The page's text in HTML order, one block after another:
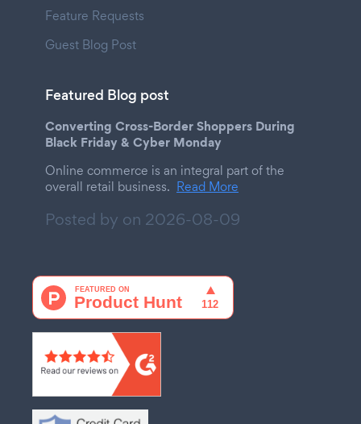
Feature Requests
Guest Blog Post
Featured Blog post
Converting Cross-Border Shoppers During
Black Friday & Cyber Monday
Online commerce is an integral part of the
overall retail business. Read More
Posted by on 2026-08-09